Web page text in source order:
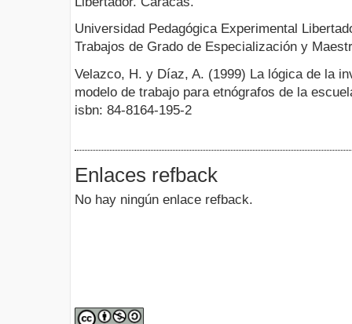
Universidad Pedagógica Experimental
Trabajos de Grado de Especialización y
Velazco, H. y Díaz, A. (1999) La lógica de la
modelo de trabajo para etnógrafos de la
isbn: 84-8164-195-2
Enlaces refback
No hay ningún enlace refback.